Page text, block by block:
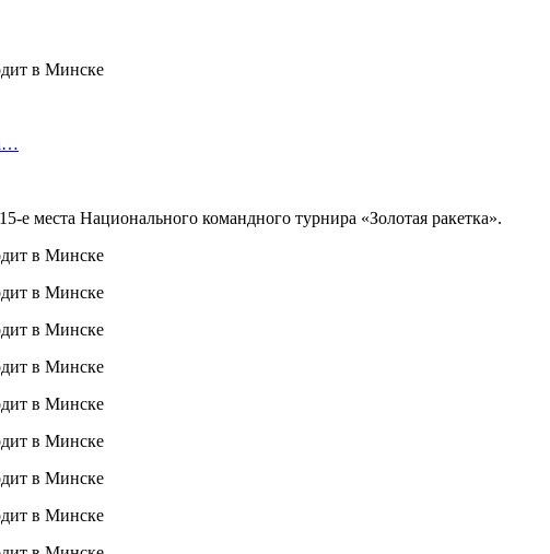
места Национального командного турнира «Золотая ракетка».